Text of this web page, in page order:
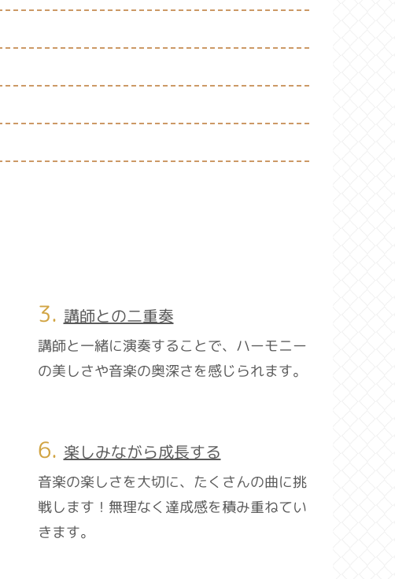
3. 講師との二重奏
講師と一緒に演奏することで、ハーモニー
の美しさや音楽の奥深さを感じられます。
6. 楽しみながら成長する
音楽の楽しさを大切に、たくさんの曲に挑
戦します！無理なく達成感を積み重ねてい
きます。